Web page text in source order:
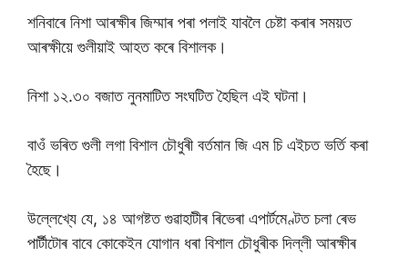
শনিবাৰে নিশা আৰক্ষীৰ জিম্মাৰ পৰা পলাই যাবলৈ চেষ্টা কৰাৰ সময়ত
আৰক্ষীয়ে গুলীয়াই আহত কৰে বিশালক।
নিশা ১২.৩০ বজাত নুনমাটিত সংঘটিত হৈছিল এই ঘটনা।
বাওঁ ভৰিত গুলী লগা বিশাল চৌধুৰী বৰ্তমান জি এম চি এইচত ভৰ্তি কৰা
হৈছে।
উল্লেখ্যে যে, ১৪ আগষ্টত গুৱাহাটীৰ ৰিভেৰা এপাৰ্টমেণ্টত চলা ৰেভ
পাৰ্টীটোৰ বাবে কোকেইন যোগান ধৰা বিশাল চৌধুৰীক দিল্লী আৰক্ষীৰ